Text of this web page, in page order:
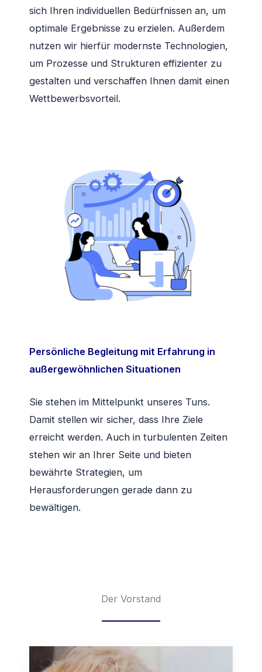
sich Ihren individuellen Bedürfnissen an, um
optimale Ergebnisse zu erzielen. Außerdem
nutzen wir hierfür modernste Technologien,
um Prozesse und Strukturen effizienter zu
gestalten und verschaffen Ihnen damit einen
Wettbewerbsvorteil.
Persönliche Begleitung mit Erfahrung in
außergewöhnlichen Situationen
Sie stehen im Mittelpunkt unseres Tuns.
Damit stellen wir sicher, dass Ihre Ziele
erreicht werden. Auch in turbulenten Zeiten
stehen wir an Ihrer Seite und bieten
bewährte Strategien, um
Herausforderungen gerade dann zu
bewältigen.
Der Vorstand